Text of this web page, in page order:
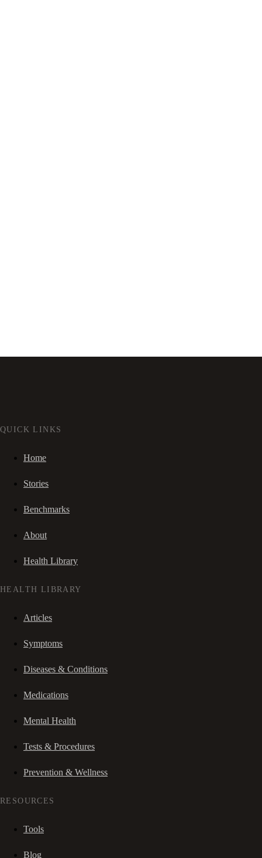
QUICK LINKS
Home
Stories
Benchmarks
About
Health Library
HEALTH LIBRARY
Articles
Symptoms
Diseases & Conditions
Medications
Mental Health
Tests & Procedures
Prevention & Wellness
RESOURCES
Tools
Blog